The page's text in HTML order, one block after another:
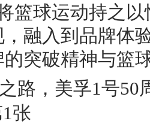
篮球运动持之
融入到品牌体
突破精神与篮